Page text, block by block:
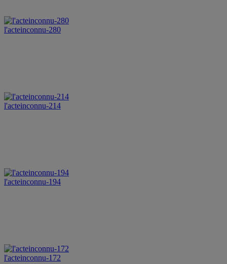
l'acteinconnu-280
l'acteinconnu-214
l'acteinconnu-194
l'acteinconnu-172